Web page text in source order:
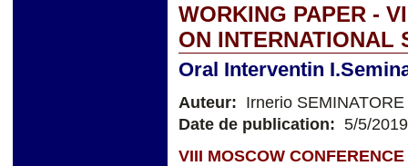
WORKING PAPER -
ON INTERNATIONAL
Oral Interventin
Auteur: Irnerio SEMINATORE
Date de publication: 5/5/2019
VIII MOSCOW